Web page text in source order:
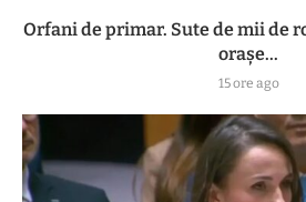
Orfani de primar. Sute de mii de
orașe...
15 ore ago